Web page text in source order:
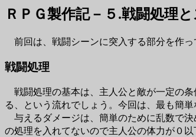
ＲＰＧ製作記－５.戦闘処理
前回は、戦闘シーンに突入する部分を作っ
戦闘処理
戦闘処理の基本は、主人公と敵が一定の
る、という流れでしょう。今回は、最も簡
与えるダメージは、簡単のために乱数で決
の処理を入れてないので主人公の体力が０